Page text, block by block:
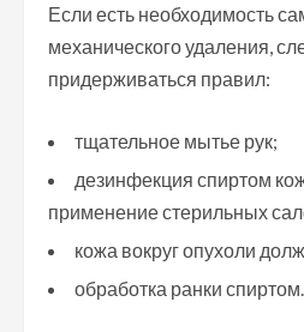
Если есть необходимость
механического удаления,
придерживаться правил:
тщательное мытье рук;
дезинфекция спиртом
применение стерильных
кожа вокруг опухоли
обработка ранки спиртом.